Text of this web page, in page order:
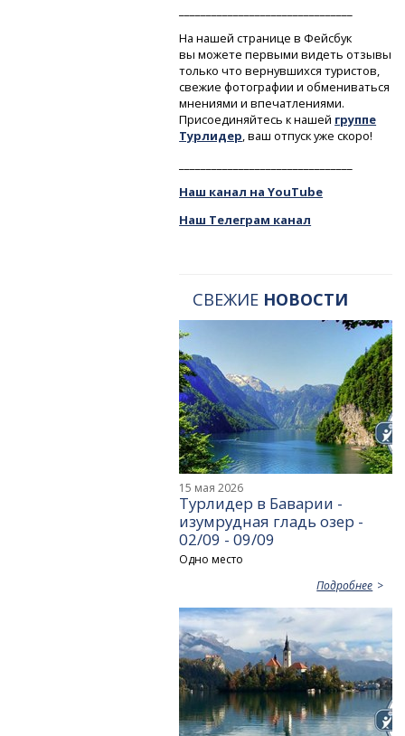
На нашей странице в Фейсбук
вы можете первыми видеть отзывы
только что вернувшихся туристов,
свежие фотографии и обмениваться
мнениями и впечатлениями.
Присоединяйтесь к нашей группе
Турлидер, ваш отпуск уже скоро!
Наш канал на YouTube
Наш Телеграм канал
СВЕЖИЕ НОВОСТИ
15 мая 2026
Турлидер в Баварии -
изумрудная гладь озер -
02/09 - 09/09
Одно место
Подробнее